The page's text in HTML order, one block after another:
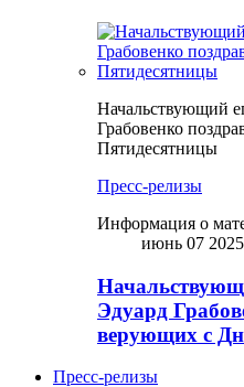
Начальствующий
Грабовенко
Пятидесятницы
Пресс-релизы
Информация о
июнь 07 2025
Эдуард
верующих с
Пресс-релизы